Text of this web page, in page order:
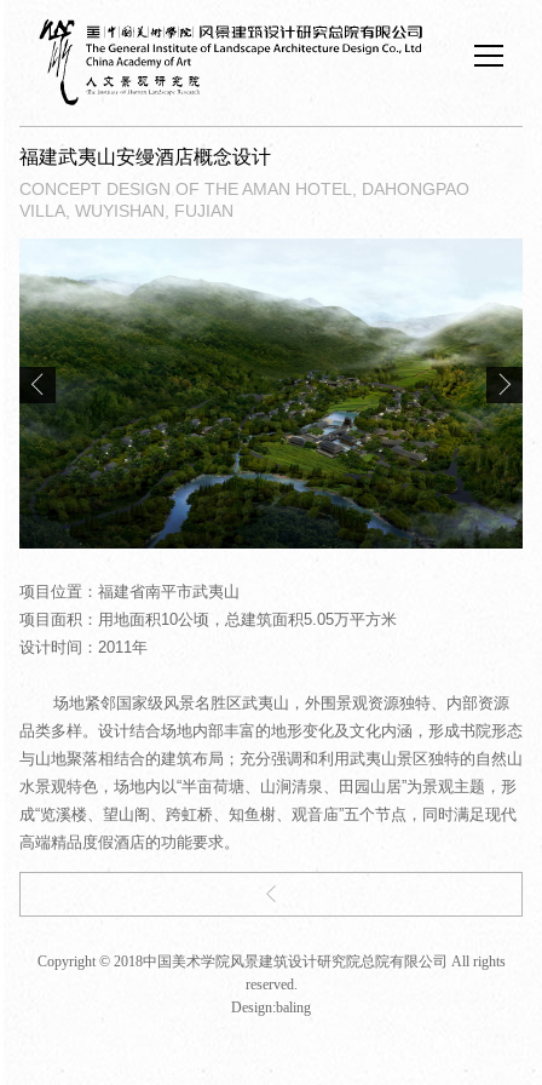
福建武夷山安缦酒店概念设计
CONCEPT DESIGN OF THE AMAN HOTEL, DAHONGPAO
VILLA, WUYISHAN, FUJIAN
项目位置：福建省南平市武夷山
项目面积：用地面积10公顷，总建筑面积5.05万平方米
设计时间：2011年
场地紧邻国家级风景名胜区武夷山，外围景观资源独特、内部资源
品类多样。设计结合场地内部丰富的地形变化及文化内涵，形成书院形态
与山地聚落相结合的建筑布局；充分强调和利用武夷山景区独特的自然山
水景观特色，场地内以“半亩荷塘、山涧清泉、田园山居”为景观主题，形
成“览溪楼、望山阁、跨虹桥、知鱼榭、观音庙”五个节点，同时满足现代
高端精品度假酒店的功能要求。
Copyright © 2018中国美术学院风景建筑设计研究院总院有限公司 All rights
reserved.
Design:baling